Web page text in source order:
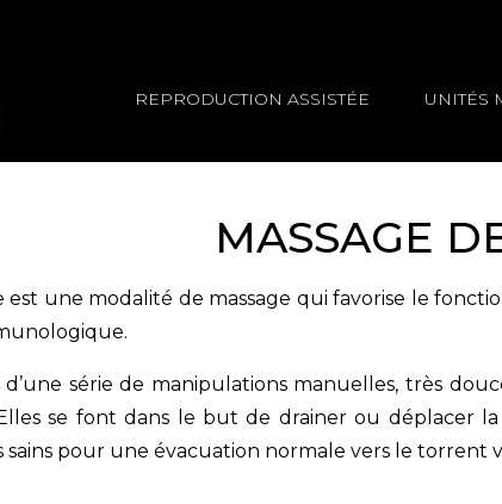
REPRODUCTION ASSISTÉE UNITÉS
MASSAGE
est une modalité de massage qui favorise le
d’une série de manipulations manuelles, très
se font dans le but de drainer ou déplacer
pour une évacuation normale vers le torrent